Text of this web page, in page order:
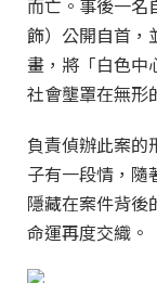
而亡。事後一名
飾）公開自首，
畫，將「白色中
社會壟罩在無形
負責偵辦此案的
子有一段情，隨
隱藏在案件背後
命運再度交織。